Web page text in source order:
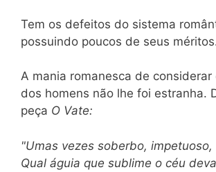
Tem os defeitos do sistema
possuindo poucos de seus
A mania romanesca de considerar
dos homens não lhe foi estranha.
peça O Vate:
"Umas vezes soberbo, impetuoso,
Qual águia que sublime o céu